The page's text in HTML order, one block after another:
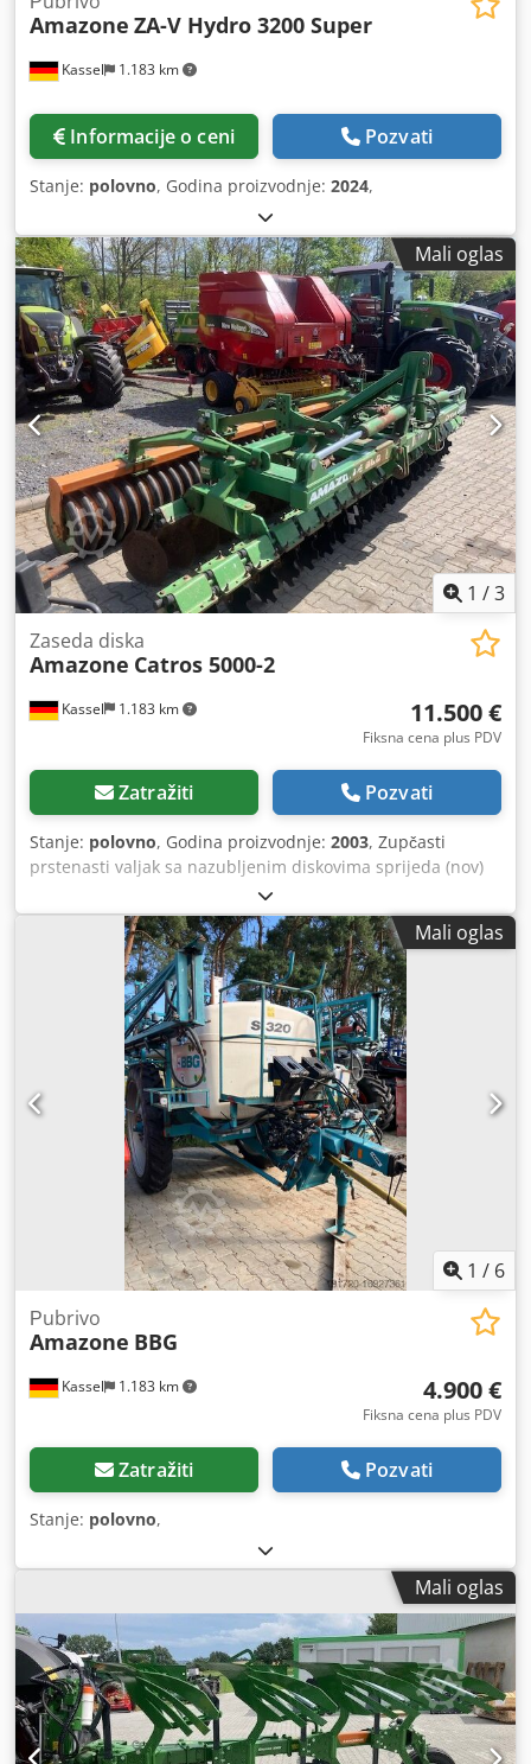
Kassel 1.183 km
Amazone ZA-V Hydro 3200 Super
Informacije o ceni Pozvati
Stanje: polovno, Godina proizvodnje: 2024,
Mali oglas
1 /3
Kassel 1.183 km
Zaseda diska
Amazone Catros 5000-2
11.500 €
Fiksna cena plus PDV
Zatražiti Pozvati
Stanje: polovno, Godina proizvodnje: 2003, Zupčasti
prstenasti valjak sa nazubljenim diskovima sprijeda (nov)
Mali oglas
1 / 6
Kassel 1.183 km
Рubrivo
Amazone BBG
4.900 €
Fiksna cena plus PDV
Zatražiti Pozvati
Stanje: polovno,
Mali oglas